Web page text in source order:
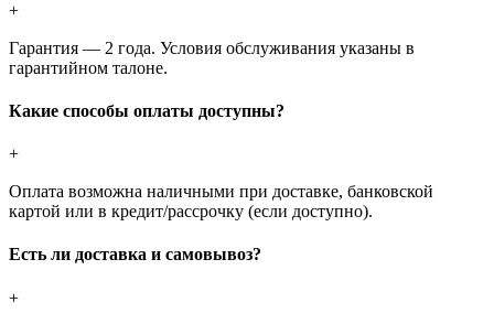
+
Гарантия — 2 года. Условия обслуживания указаны в
гарантийном талоне.
Какие способы оплаты доступны?
+
Оплата возможна наличными при доставке, банковской
картой или в кредит/рассрочку (если доступно).
Есть ли доставка и самовывоз?
+